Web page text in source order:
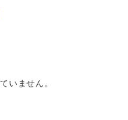
いません。